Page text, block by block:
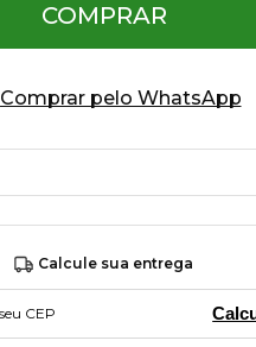
COMPRAR
Comprar pelo WhatsApp
Calcule sua entrega